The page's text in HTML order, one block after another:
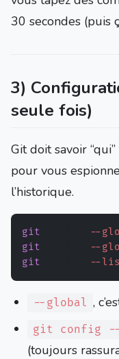
30 secondes (puis
3)
seule fois)
Git doit savoir
pour vous
l’historique.
git --
git
--
git
--
--global ,
git config
(toujours